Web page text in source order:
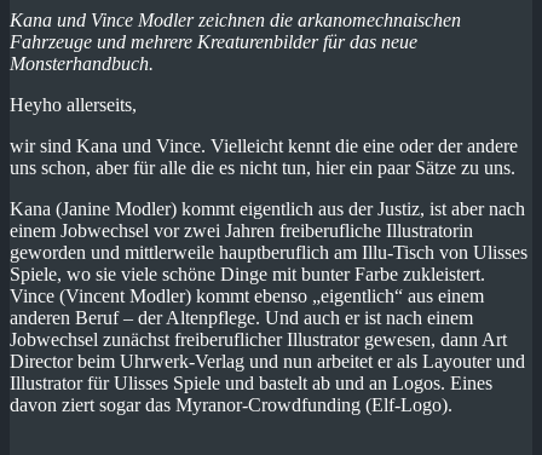
Kana und Vince Modler zeichnen die arkanomechnaischen
Fahrzeuge und mehrere Kreaturenbilder für das neue
Monsterhandbuch.
Heyho allerseits,
wir sind Kana und Vince. Vielleicht kennt die eine oder der andere
uns schon, aber für alle die es nicht tun, hier ein paar Sätze zu uns.
Kana (Janine Modler) kommt eigentlich aus der Justiz, ist aber nach
einem Jobwechsel vor zwei Jahren freiberufliche Illustratorin
geworden und mittlerweile hauptberuflich am Illu-Tisch von Ulisses
Spiele, wo sie viele schöne Dinge mit bunter Farbe zukleistert.
Vince (Vincent Modler) kommt ebenso „eigentlich“ aus einem
anderen Beruf – der Altenpflege. Und auch er ist nach einem
Jobwechsel zunächst freiberuflicher Illustrator gewesen, dann Art
Director beim Uhrwerk-Verlag und nun arbeitet er als Layouter und
Illustrator für Ulisses Spiele und bastelt ab und an Logos. Eines
davon ziert sogar das Myranor-Crowdfunding (Elf-Logo).